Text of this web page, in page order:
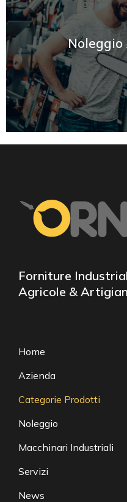
Forniture
Agricole &
Home
Azienda
Categorie Prodotti
Noleggio
Macchinari Industriali
Servizi
News